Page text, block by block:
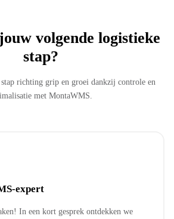
volgende logistieke
stap?
stap richting grip en groei dankzij controle en
met MontaWMS.
expert
In een kort gesprek ontdekken we